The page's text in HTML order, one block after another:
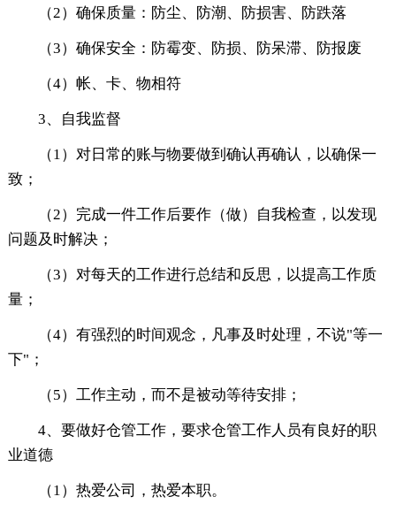
（2）确保质量：防尘、防潮、防损害、防跌落
（3）确保安全：防霉变、防损、防呆滞、防报废
（4）帐、卡、物相符
3、自我监督
（1）对日常的账与物要做到确认再确认，以确保一
致；
（2）完成一件工作后要作（做）自我检查，以发现
问题及时解决；
（3）对每天的工作进行总结和反思，以提高工作质
量；
（4）有强烈的时间观念，凡事及时处理，不说"等一
下"；
（5）工作主动，而不是被动等待安排；
4、要做好仓管工作，要求仓管工作人员有良好的职
业道德
（1）热爱公司，热爱本职。